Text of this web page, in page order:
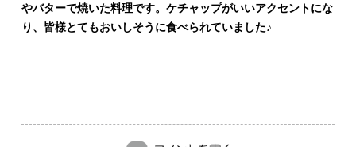
やバターで焼いた料理です。ケチャップがいいアクセントにな
り、皆様とてもおいしそうに食べられていました♪